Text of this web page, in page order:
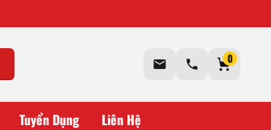
0
Tuyển Dụng Liên Hệ